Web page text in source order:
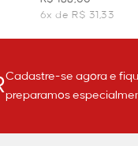
6x de R$ 31,33
Cadastre-se agora e
preparamos